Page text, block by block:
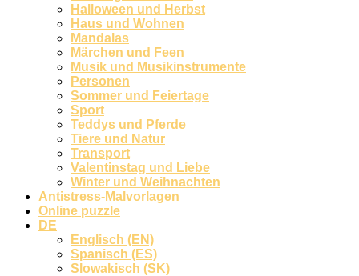
Halloween und Herbst
Haus und Wohnen
Mandalas
Märchen und Feen
Musik und Musikinstrumente
Personen
Sommer und Feiertage
Sport
Teddys und Pferde
Tiere und Natur
Transport
Valentinstag und Liebe
Winter und Weihnachten
Antistress-Malvorlagen
Online puzzle
DE
Englisch (EN)
Spanisch (ES)
Slowakisch (SK)